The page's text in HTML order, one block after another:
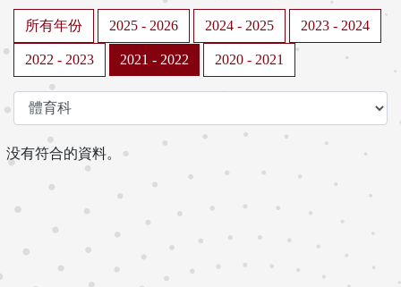
所有年份 2025 - 2026 2024 - 2025 2023 - 2024
2022 - 2023 2021 - 2022 2020 - 2021
没有符合的資料。